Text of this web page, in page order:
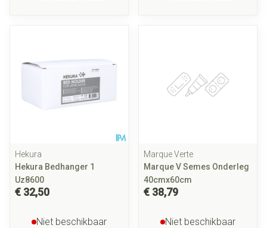
Hekura
Hekura Bedhanger 1
Uz8600
€ 32,50
Niet beschikbaar
Marque Verte
Marque V Semes Onderleg
40cmx60cm
€ 38,79
Niet beschikbaar